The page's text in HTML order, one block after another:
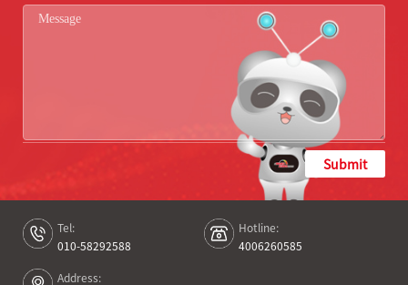
Submit
Tel:
010-58292588
Hotline:
4006260585
Address: